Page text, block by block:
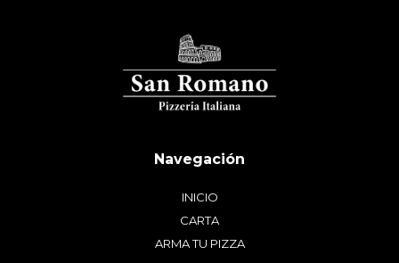
INICIO
CARTA
ARMA TU PIZZA